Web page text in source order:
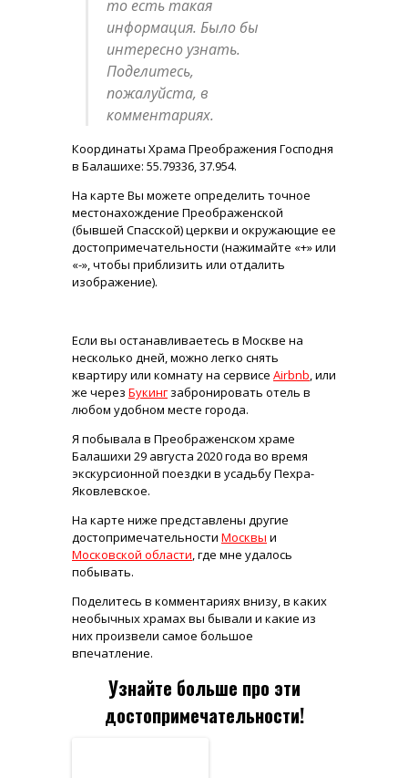
то есть такая
информация. Было бы
интересно узнать.
Поделитесь,
пожалуйста, в
комментариях.
Координаты Храма Преображения Господня
в Балашихе: 55.79336, 37.954.
На карте Вы можете определить точное
местонахождение Преображенской
(бывшей Спасской) церкви и окружающие ее
достопримечательности (нажимайте «+» или
«-», чтобы приблизить или отдалить
изображение).
Если вы останавливаетесь в Москве на
несколько дней, можно легко снять
квартиру или комнату на сервисе Airbnb, или
же через Букингзабронировать отель в
любом удобном месте города.
Я побывала в Преображенском храме
Балашихи 29 августа 2020 года во время
экскурсионной поездки в усадьбу Пехра-
Яковлевское.
На карте ниже представлены другие
достопримечательности Москвы и
Московской области, где мне удалось
побывать.
Поделитесь в комментариях внизу, в каких
необычных храмах вы бывали и какие из
них произвели самое большое
впечатление.
Узнайте больше про эти
достопримечательности!